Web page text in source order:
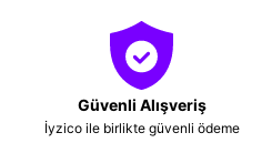
Güvenli Alışveriş
İyzico ile birlikte güvenli ödeme